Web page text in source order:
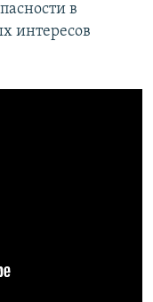
в
интересов